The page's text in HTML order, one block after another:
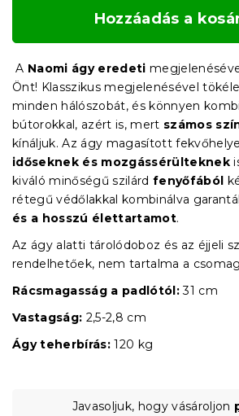
Hozzáadás a
A Naomi ágy eredeti
Önt! Klasszikus megjelenésével
minden hálószobát, és könnyen
bútorokkal, azért is, mert számos
kínáljuk. Az ágy magasított
időseknek és mozgássérülteknek
kiváló minőségű szilárd fenyőfából
rétegű védőlakkal kombinálva
és a hosszú élettartamot.
Az ágy alatti tárolódoboz és az éjjeli
rendelhetőek, nem tartalma a
Rácsmagasság a padlótól:31 cm
Vastagság: 2,5-2,8 cm
Ágy teherbírás: 120 kg
Javasoljuk, hogy vásároljon